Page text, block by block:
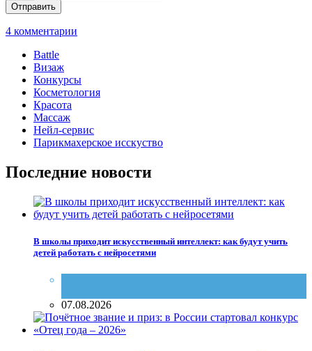
Отправить
4 комментарии
Battle
Визаж
Конкурсы
Косметология
Красота
Массаж
Нейл-сервис
Парикмахерское исскуство
Последние новости
В школы приходит искусственный интеллект: как будут учить
детей работать с нейросетями
07.08.2026